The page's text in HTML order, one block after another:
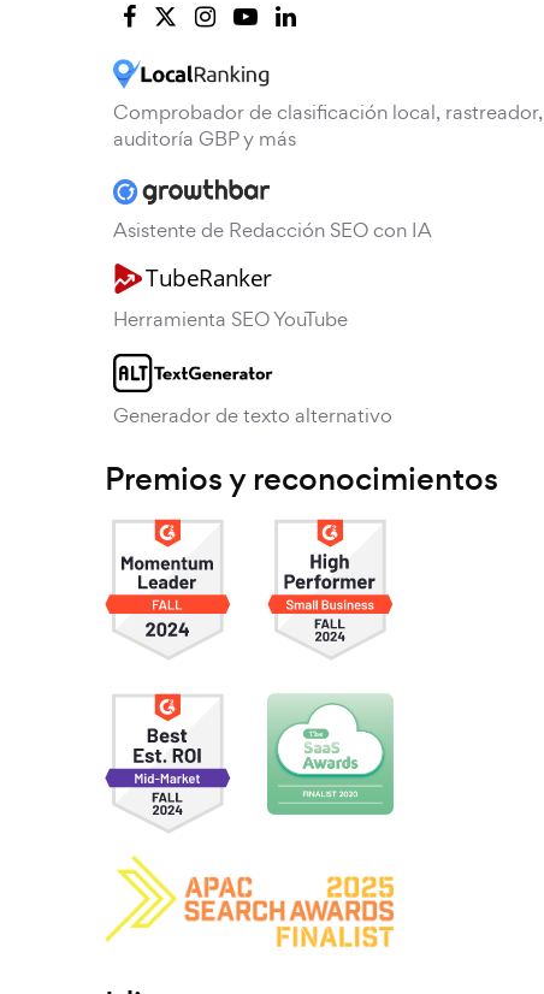
Comprobador de clasificación local, rastreador,
auditoría GBP y más
Asistente de Redacción SEO con IA
Herramienta SEO YouTube
Generador de texto alternativo
Premios y reconocimientos